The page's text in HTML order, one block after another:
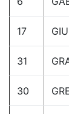
17
31
30